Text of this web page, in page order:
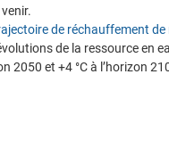
de réchauffement
de la ressource en
2050 et +4 °C à l’horizon